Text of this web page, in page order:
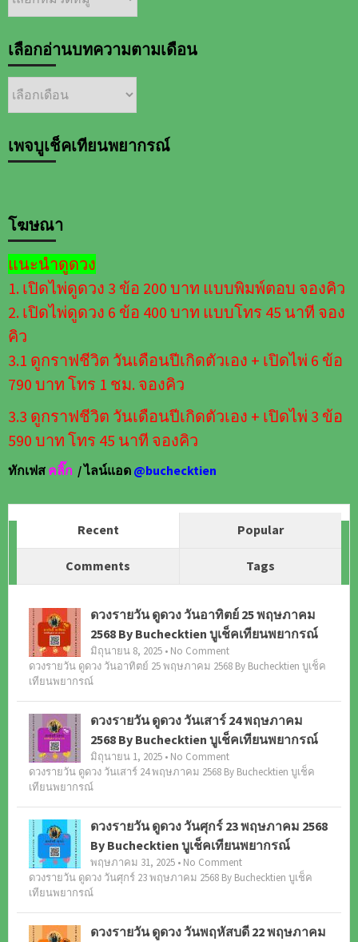
ต่างๆ
เลือกอ่านบทความตามเดือน
เลือก
ตาม
เดือน
เพจบูเช็คเทียนพยากรณ์
โฆษณา
แนะนำดูดวง
1. เปิดไพ่ดูดวง 3 ข้อ 200 บาท แบบพิมพ์ตอบ จองคิว
2. เปิดไพ่ดูดวง 6 ข้อ 400 บาท แบบโทร 45 นาที จอง
คิว
3.1 ดูกราฟชีวิต วันเดือนปีเกิดตัวเอง + เปิดไพ่ 6 ข้อ
790 บาท โทร 1 ชม. จองคิว
3.3 ดูกราฟชีวิต วันเดือนปีเกิดตัวเอง + เปิดไพ่ 3 ข้อ
590 บาท โทร 45 นาที จองคิว
ทักเฟส คลิ๊ก / ไลน์แอด @buchecktien
Recent Popular
Comments Tags
ดวงรายวัน ดูดวง วันอาทิตย์ 25 พฤษภาคม
2568 By Buchecktien บูเช็คเทียนพยากรณ์
มิถุนายน 8, 2025 • No Comment
ดวงรายวัน ดูดวง วันอาทิตย์ 25 พฤษภาคม 2568 By Buchecktien บูเช็ค
เทียนพยากรณ์
ดวงรายวัน ดูดวง วันเสาร์ 24 พฤษภาคม
2568 By Buchecktien บูเช็คเทียนพยากรณ์
มิถุนายน 1, 2025 • No Comment
ดวงรายวัน ดูดวง วันเสาร์ 24 พฤษภาคม 2568 By Buchecktien บูเช็ค
เทียนพยากรณ์
ดวงรายวัน ดูดวง วันศุกร์ 23 พฤษภาคม 2568
By Buchecktien บูเช็คเทียนพยากรณ์
พฤษภาคม 31, 2025 • No Comment
ดวงรายวัน ดูดวง วันศุกร์ 23 พฤษภาคม 2568 By Buchecktien บูเช็ค
เทียนพยากรณ์
ดวงรายวัน ดูดวง วันพฤหัสบดี 22 พฤษภาคม